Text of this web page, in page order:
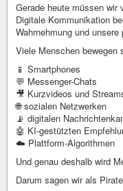
Gerade heute müssen wir
Digitale Kommunikation
Wahrnehmung und
Viele Menschen bewegen
📱 Smartphones
💬 Messenger-Chats
🎥 Kurzvideos und
🌐 sozialen Netzwerken
📡 digitalen
🤖 KI-gestützten
☁️ Plattform-Algorithmen
Und genau deshalb wird
Darum sagen wir als